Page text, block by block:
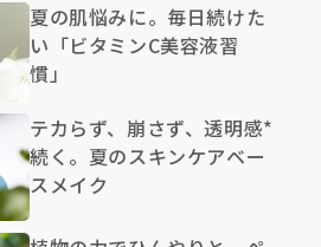
夏の肌悩みに。毎日続けた
い「ビタミンC美容液習
慣」
テカらず、崩さず、透明感*
続く。夏のスキンケアベー
スメイク